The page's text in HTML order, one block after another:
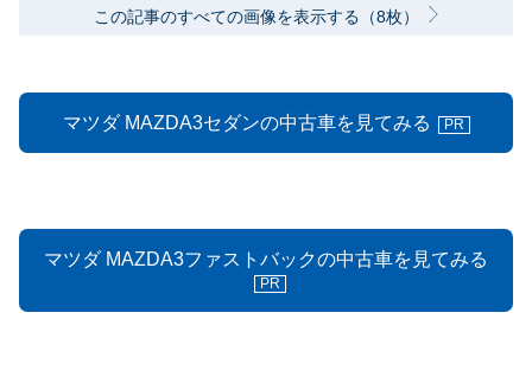
この記事のすべての画像を表示する（8枚）
マツダ MAZDA3セダンの中古車を見てみる PR
マツダ MAZDA3ファストバックの中古車を見てみる
PR